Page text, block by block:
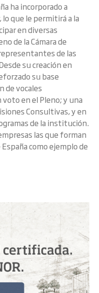
ha incorporado a
lo que le permitirá a la
en diversas
de la Cámara de
de las
su creación en
su base
de vocales
en el Pleno; y una
Consultivas, y en
de la institución.
las que forman
como ejemplo de